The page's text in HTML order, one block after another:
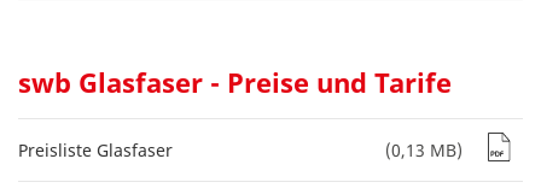
swb Glasfaser - Preise und Tarife
Preisliste Glasfaser (0,13 MB)